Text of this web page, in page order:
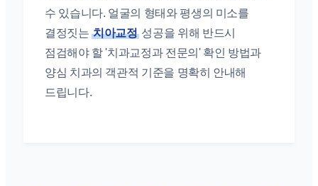
수 있습니다. 얼굴의 형태와 평생의 미소를
결정짓는치아교정성공을 위해 반드시
점검해야 할 '치과교정과 전문의' 확인 방법과
양심 치과의 객관적 기준을 명확히 안내해
드립니다.